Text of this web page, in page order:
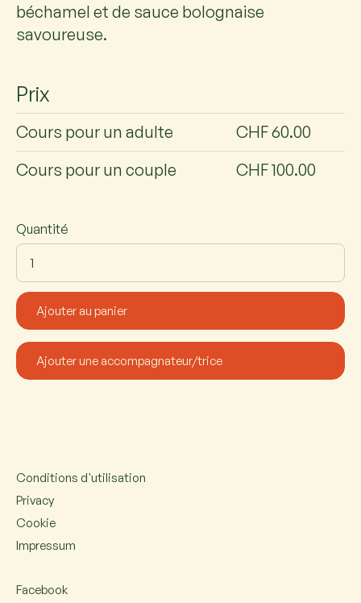
béchamel et de sauce bolognaise
savoureuse.
Prix
Cours pour un adulte
CHF 60.00
Cours pour un couple
CHF 100.00
Quantité
Conditions d'utilisation
Privacy
Cookie
Impressum
Facebook